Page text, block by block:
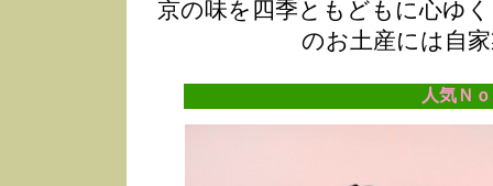
京の味を四季ともどもに心ゆ
のお土産には自
人気Ｎ